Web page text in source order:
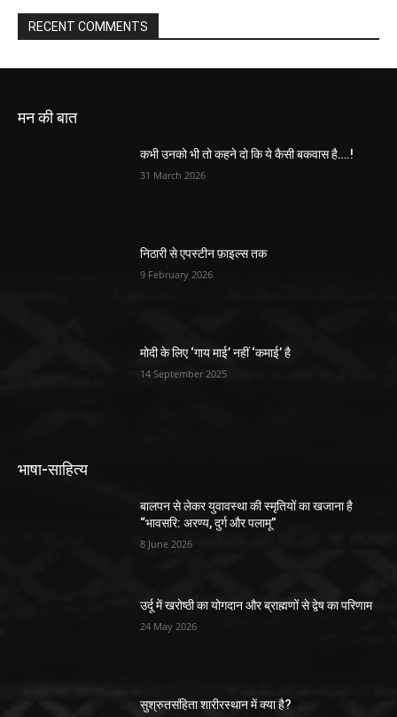
RECENT COMMENTS
मन की बात
कभी उनको भी तो कहने दो कि ये कैसी बकवास है….!
31 March 2026
निठारी से एपस्टीन फ़ाइल्स तक
9 February 2026
मोदी के लिए ‘गाय माई’ नहीं ‘कमाई’ है
14 September 2025
भाषा-साहित्य
बालपन से लेकर युवावस्था की स्मृतियों का खजाना है
“भावसरि: अरण्य, दुर्ग और पलामू”
8 June 2026
उर्दू में खरोष्ठी का योगदान और ब्राह्मणों से द्वेष का परिणाम
24 May 2026
सुश्रुतसंहिता शारीरस्थान में क्या है?